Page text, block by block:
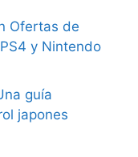
Ofertas de
y Nintendo
guía
japones